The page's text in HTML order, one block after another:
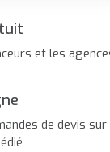
et les
de devis sur